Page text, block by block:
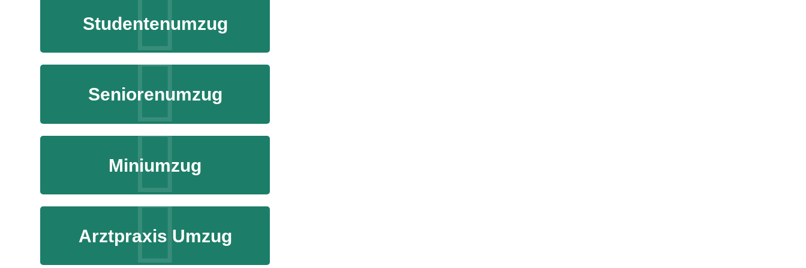
Studentenumzug
Seniorenumzug
Miniumzug
Arztpraxis Umzug